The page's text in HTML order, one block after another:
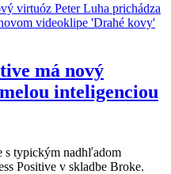
virtuóz Peter Luha prichádza
videoklipe 'Drahé kovy'
má nový
inteligenciou
s typickým nadhľadom
Positive v skladbe Broke.